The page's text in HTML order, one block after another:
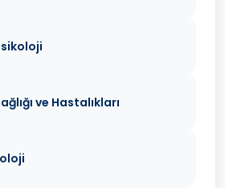
ve Hastalıkları